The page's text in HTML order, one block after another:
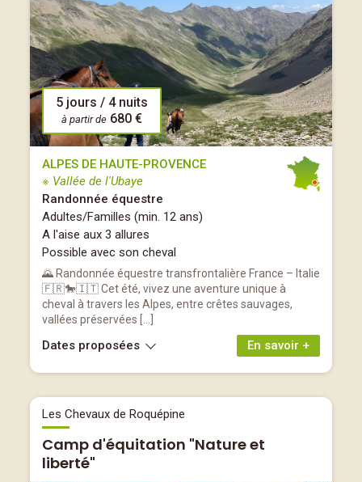
5 jours / 4 nuits
à partir de 680 €
ALPES DE HAUTE-PROVENCE
※ Vallée de l'Ubaye
Randonnée équestre
Adultes/Familles (min. 12 ans)
A l'aise aux 3 allures
Possible avec son cheval
🌄 Randonnée équestre transfrontalière France – Italie
🇫🇷🐎🇮🇹 Cet été, vivez une aventure unique à
cheval à travers les Alpes, entre crêtes sauvages,
vallées préservées […]
En savoir +
Dates proposées
Les Chevaux de Roquépine
Camp d'équitation "Nature et
liberté"